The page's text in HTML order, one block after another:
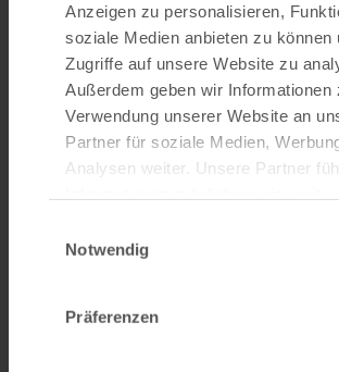
Anzeigen zu personalisieren,
soziale Medien anbieten zu können
Zugriffe auf unsere Website zu
Außerdem geben wir Informationen
Verwendung unserer Website an
Partner für soziale Medien,
Analysen weiter. Unsere Partner
haben oder die sie im Rahmen Ihrer
Notwendig
Präferenzen